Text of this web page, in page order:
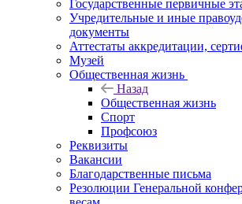
Государственные первичные
Учредительные и иные
документы
Аттестаты аккредитации,
Музей
Общественная жизнь
Назад
Общественная жизнь
Спорт
Профсоюз
Реквизиты
Вакансии
Благодарственные письма
Резолюции Генеральной